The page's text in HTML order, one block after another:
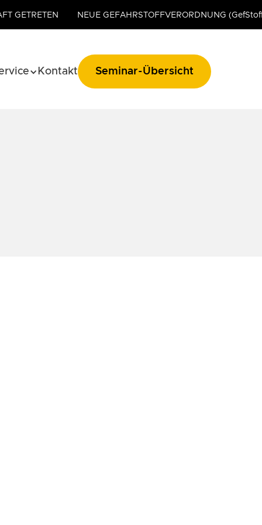
GETRETEN NEUE GEFAHRSTOFFVERORDNUNG
Kontakt Seminar-Übersicht